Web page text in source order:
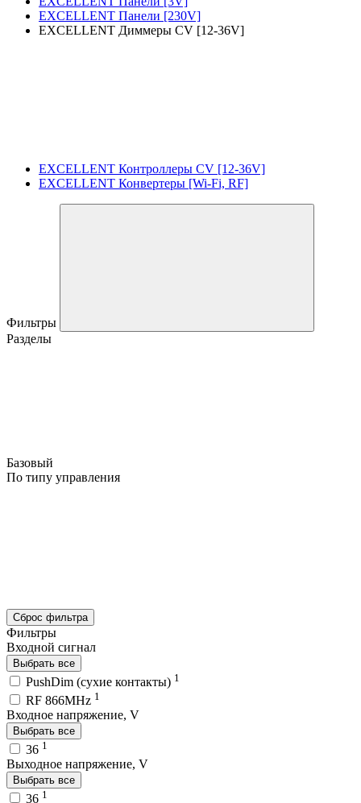
EXCELLENT Панели [230V]
EXCELLENT Диммеры CV [12-36V]
EXCELLENT Контроллеры CV [12-36V]
EXCELLENT Конвертеры [Wi-Fi, RF]
Фильтры
Разделы
Базовый
По типу управления
Сброс фильтра
Фильтры
Входной сигнал
Выбрать все
PushDim (сухие контакты) 1
RF 866MHz 1
Входное напряжение, V
Выбрать все
36 1
Выходное напряжение, V
Выбрать все
36 1